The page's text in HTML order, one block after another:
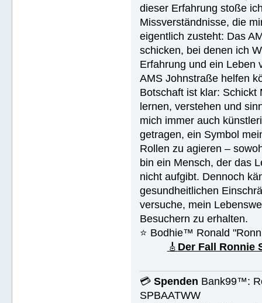
dieser Erfahrung stoße
Missverständnisse, die
eigentlich zusteht: Das
schicken, bei denen ich
Erfahrung und ein Leben
AMS Johnstraße helfen
Botschaft ist klar: Schickt
lernen, verstehen und
mich immer auch
getragen, ein Symbol
Rollen zu agieren –
bin ein Mensch, der das
nicht aufgibt. Dennoch
gesundheitlichen
versuche, mein
Besuchern zu erhalten.
⭐️ Bodhie™ Ronald
🎸 Der Fall Ronnie
💳Spenden Bank99™:
SPBAATWW